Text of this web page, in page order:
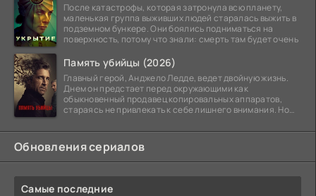
После катастрофы, которая затронула всю планету,
маленькая группа выживших людей старалась выжить в
подземном бункере. Они боялись подниматься на
поверхность, потому что знали: смерть там будет очень
Память убийцы (2026)
Главный герой, Анджело Ледде, ведет двойную жизнь.
Днем он предстает перед окружающими как
обыкновенный продавец копировальных аппаратов,
стараясь не привлекать к себе лишнего внимания. Но
Обновления сериалов
Самые последние